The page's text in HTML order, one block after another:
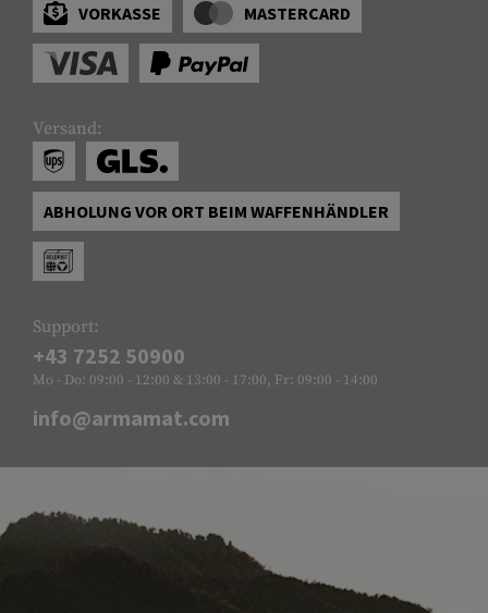
VORKASSE
MASTERCARD
Versand:
ABHOLUNG VOR ORT BEIM WAFFENHÄNDLER
Support:
+43 7252 50900
Mo - Do: 09:00 - 12:00 & 13:00 - 17:00, Fr: 09:00 - 14:00
info@armamat.com